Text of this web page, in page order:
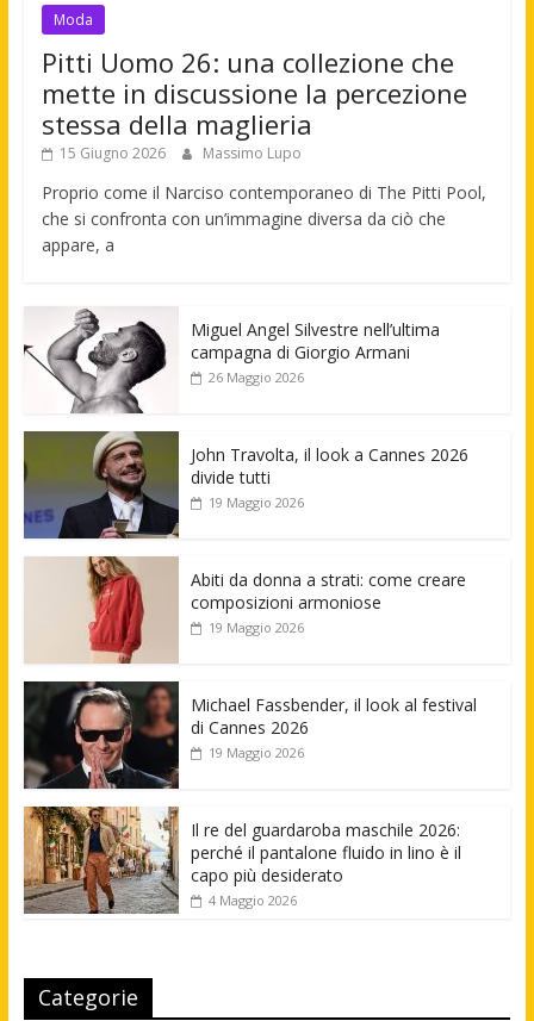
Moda
Pitti Uomo 26: una collezione che
mette in discussione la percezione
stessa della maglieria
15 Giugno 2026 Massimo Lupo
Proprio come il Narciso contemporaneo di The Pitti Pool,
che si confronta con un’immagine diversa da ciò che
appare, a
Miguel Angel Silvestre nell’ultima
campagna di Giorgio Armani
26 Maggio 2026
John Travolta, il look a Cannes 2026
divide tutti
19 Maggio 2026
Abiti da donna a strati: come creare
composizioni armoniose
19 Maggio 2026
Michael Fassbender, il look al festival
di Cannes 2026
19 Maggio 2026
Il re del guardaroba maschile 2026:
perché il pantalone fluido in lino è il
capo più desiderato
4 Maggio 2026
Categorie